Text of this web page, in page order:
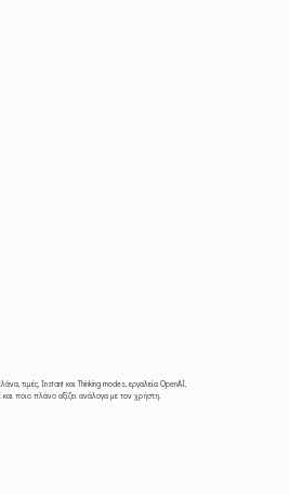
τιμές, Instant και Thinking modes, εργαλεία OpenAI,
ποιο πλάνο αξίζει ανάλογα με τον χρήστη.